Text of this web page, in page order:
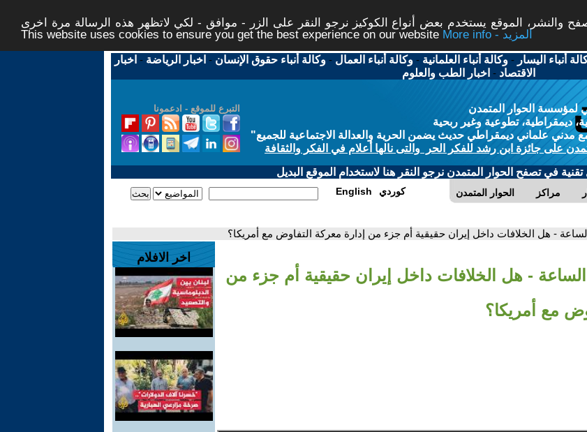
والنشر، الموقع يستخدم بعض أنواع الكوكيز نرجو النقر على الزر - موافق - لكي لاتظهر هذه الرسالة مرة اخرى -
This website uses cookies to ensure you get the best experience on our website
More info - المزيد
أنباء اليسار -وكالة أنباء العلمانية -وكالة أنباء العمال -وكالة أنباء حقوق الإنسان - اخبار الرياضة - اخبار
الاقتصاد - اخبار الطب والعلوم
التبرع للموقع - ادعمونا
لمؤسسة الحوار المتمدن
ديمقراطية، تطوعية وغير ربحية
علماني ديمقراطي حديث يضمن الحرية والعدالة الاجتماعية للجميع"
على جائزة ابن رشد للفكر الحر والتى نالها أعلام في الفكر والثقافة
في تصفح الحوار المتمدن نرجو النقر هنا لاستخدام الموقع البديل
الحوار المتمدن مراكز English كوردي
- هل الخلافات داخل إيران حقيقية أم جزء من إدارة معركة التفاوض مع أمريكا؟
- هل الخلافات داخل إيران حقيقية أم جزء من
مع أمريكا؟
اخر الافلام